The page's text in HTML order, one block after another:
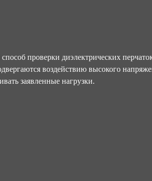
проверки диэлектрических
воздействию высокого
заявленные нагрузки.